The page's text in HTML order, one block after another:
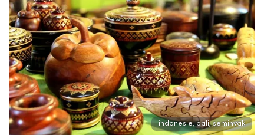
indonesie, bali, seminyak